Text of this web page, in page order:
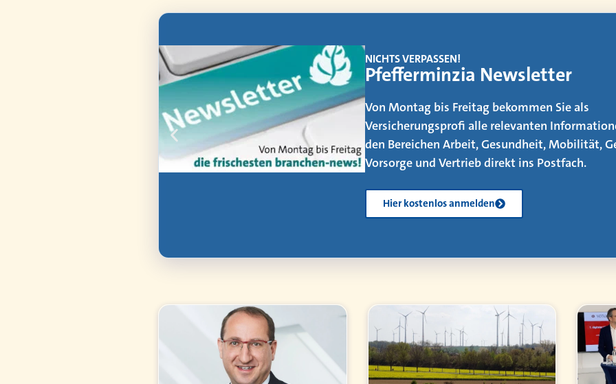
EMAGAZIN
Makler werden
Der Weg vom AOler und Strukturvertriebler
ist kein leichter. Was es dafür alles zu
erfahren Sie in unserem neuen eMagazin –
neuen Artikeln!
Kostenlos herunterladen